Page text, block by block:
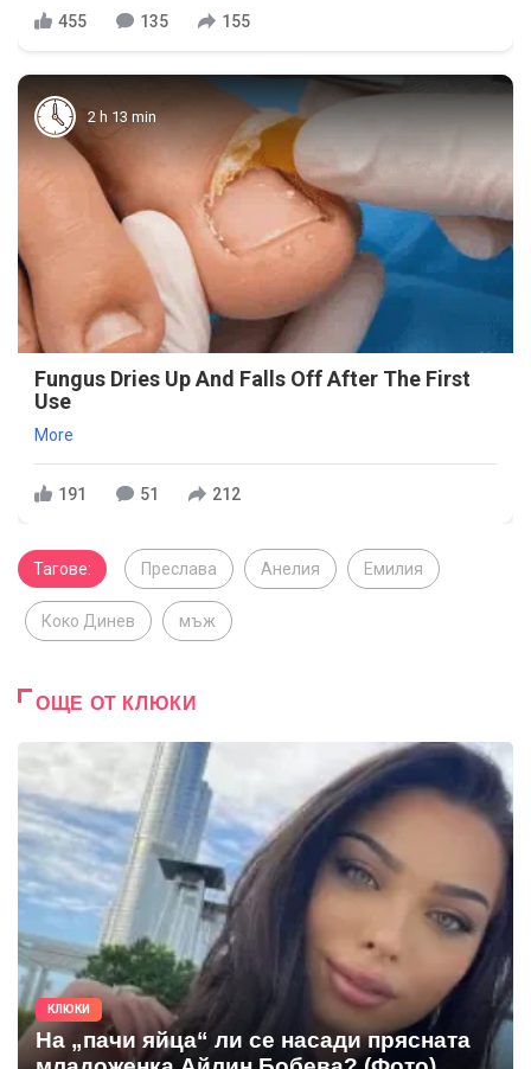
455 135 155
2 h 13 min
Fungus Dries Up And Falls Off After The First
Use
More
191 51 212
Тагове: Преслава Анелия Емилия
Коко Динев мъж
ОЩЕ ОТ КЛЮКИ
КЛЮКИ
На „пачи яйца“ ли се насади прясната